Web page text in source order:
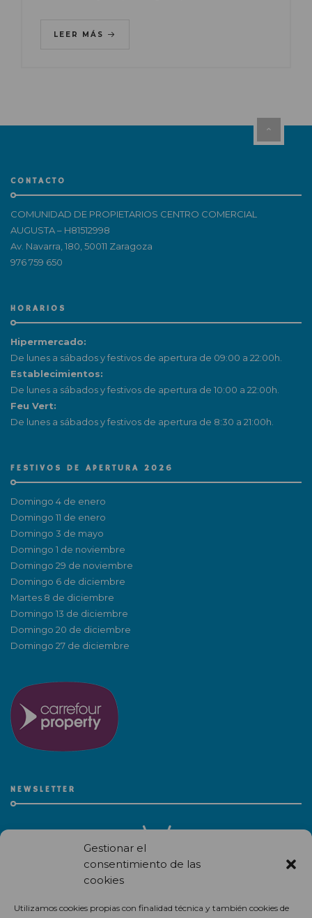
Gestionar el
consentimiento de las
cookies
Utilizamos cookies propias con finalidad técnica y también cookies de
LEER MÁS
CONTACTO
COMUNIDAD DE PROPIETARIOS CENTRO COMERCIAL
AUGUSTA – H81512998
Av. Navarra, 180, 50011 Zaragoza
976 759 650
HORARIOS
Hipermercado:
De lunes a sábados y festivos de apertura de 09:00 a 22:00h.
Establecimientos:
De lunes a sábados y festivos de apertura de 10:00 a 22:00h.
Feu Vert:
De lunes a sábados y festivos de apertura de 8:30 a 21:00h.
FESTIVOS DE APERTURA 2026
Domingo 4 de enero
Domingo 11 de enero
Domingo 3 de mayo
Domingo 1 de noviembre
Domingo 29 de noviembre
Domingo 6 de diciembre
Martes 8 de diciembre
Domingo 13 de diciembre
Domingo 20 de diciembre
Domingo 27 de diciembre
NEWSLETTER
centro comercial.